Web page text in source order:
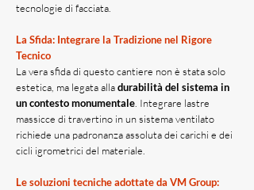
tecnologie di facciata.
La Sfida: Integrare la Tradizione nel Rigore
Tecnico
La vera sfida di questo cantiere non è stata solo
estetica, ma legata alladurabilità del sistema in
un contesto monumentale . Integrare lastre
massicce di travertino in un sistema ventilato
richiede una padronanza assoluta dei carichi e dei
cicli igrometrici del materiale.
Le soluzioni tecniche adottate da VM Group: